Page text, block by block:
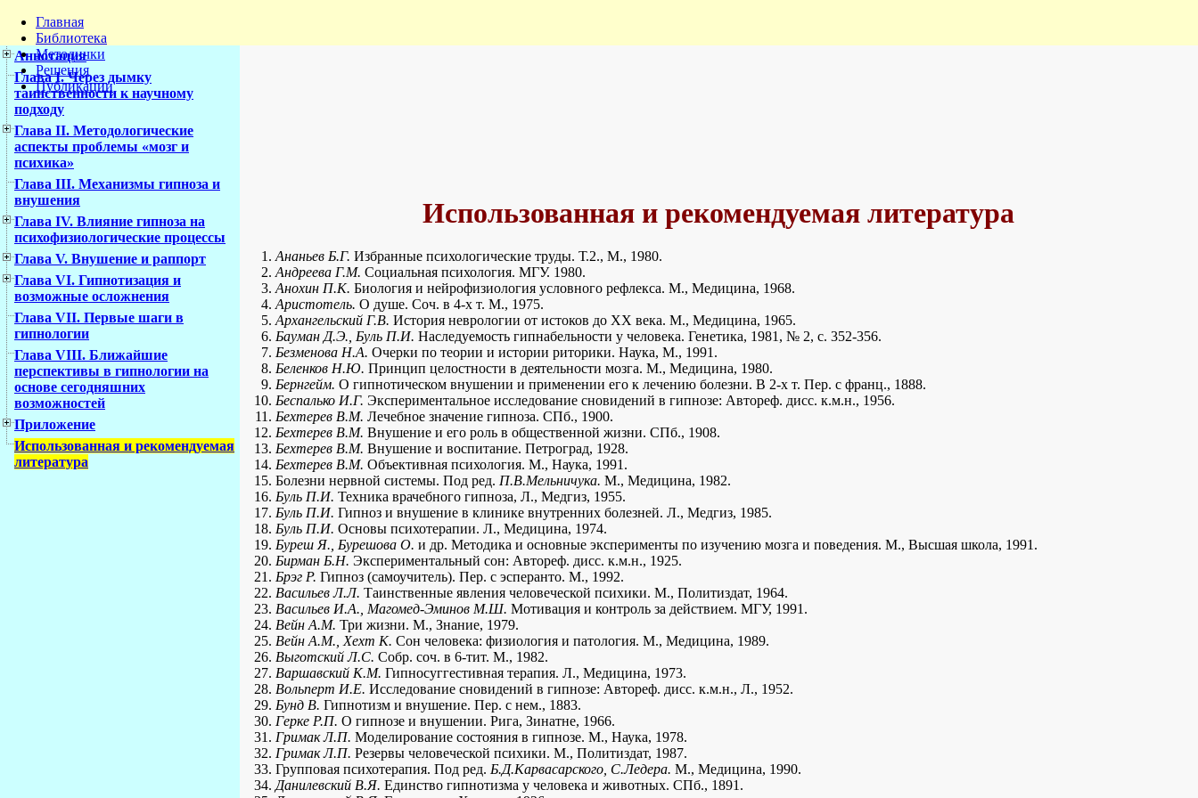
Главная
Библиотека
Методички
Решения
Публикации
Аннотация
Глава I. Через дымку
таинственности к научному
подходу
Глава II. Методологические
аспекты проблемы «мозг и
психика»
Глава III. Механизмы гипноза и
внушения
Глава IV. Влияние гипноза на
психофизиологические процессы
Глава V. Внушение и раппорт
Глава VI. Гипнотизация и
возможные осложнения
Глава VII. Первые шаги в
гипнологии
Глава VIII. Ближайшие
перспективы в гипнологии на
основе сегодняшних
возможностей
Приложение
Использованная и рекомендуемая
литература
Использованная и рекомендуемая литература
Ананьев Б.Г. Избранные психологические труды. Т.2., М., 1980.
Андреева Г.М. Социальная психология. МГУ. 1980.
Анохин П.К. Биология и нейрофизиология условного рефлекса. М., Медицина, 1968.
Аристотель. О душе. Соч. в 4-х т. М., 1975.
Архангельский Г.В. История неврологии от истоков до XX века. М., Медицина, 1965.
Бауман Д.Э., Буль П.И. Наследуемость гипнабельности у человека. Генетика, 1981, № 2, с. 352-356.
Безменова Н.А. Очерки по теории и истории риторики. Наука, М., 1991.
Беленков Н.Ю. Принцип целостности в деятельности мозга. М., Медицина, 1980.
Бернгейм. О гипнотическом внушении и применении его к лечению болезни. В 2-х т. Пер. с франц., 1888.
Беспалько И.Г. Экспериментальное исследование сновидений в гипнозе: Автореф. дисс. к.м.н., 1956.
Бехтерев В.М. Лечебное значение гипноза. СПб., 1900.
Бехтерев В.М. Внушение и его роль в общественной жизни. СПб., 1908.
Бехтерев В.М. Внушение и воспитание. Петроград, 1928.
Бехтерев В.М. Объективная психология. М., Наука, 1991.
Болезни нервной системы. Под ред. П.В.Мельничука. М., Медицина, 1982.
Буль П.И. Техника врачебного гипноза, Л., Медгиз, 1955.
Буль П.И. Гипноз и внушение в клинике внутренних болезней. Л., Медгиз, 1985.
Буль П.И. Основы психотерапии. Л., Медицина, 1974.
Буреш Я., Бурешова О. и др. Методика и основные эксперименты по изучению мозга и поведения. М., Высшая школа, 1991.
Бирман Б.Н. Экспериментальный сон: Автореф. дисс. к.м.н., 1925.
Брэг Р. Гипноз (самоучитель). Пер. с эсперанто. М., 1992.
Васильев Л.Л. Таинственные явления человеческой психики. М., Политиздат, 1964.
Васильев И.А., Магомед-Эминов М.Ш. Мотивация и контроль за действием. МГУ, 1991.
Вейн A.M. Три жизни. М., Знание, 1979.
Вейн A.M., Хехт К. Сон человека: физиология и патология. М., Медицина, 1989.
Выготский Л.С. Собр. соч. в 6-тит. М., 1982.
Варшавский К.М. Гипносуггестивная терапия. Л., Медицина, 1973.
Вольперт И.Е. Исследование сновидений в гипнозе: Автореф. дисс. к.м.н., Л., 1952.
Бунд В. Гипнотизм и внушение. Пер. с нем., 1883.
Герке Р.П. О гипнозе и внушении. Рига, Зинатне, 1966.
Гримак Л.П. Моделирование состояния в гипнозе. М., Наука, 1978.
Гримак Л.П. Резервы человеческой психики. М., Политиздат, 1987.
Групповая психотерапия. Под ред. Б.Д.Карвасарского, С.Ледера. М., Медицина, 1990.
Данилевский В.Я. Единство гипнотизма у человека и животных. СПб., 1891.